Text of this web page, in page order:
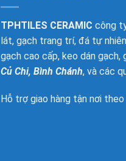
TPHTILES CERAMIC công
lát, gạch trang trí, đá tự
gạch cao cấp, keo dán gạch,
Củ Chi, Bình Chánh, và các
Hỗ trợ giao hàng tận nơi